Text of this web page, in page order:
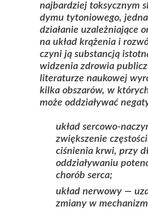
najbardziej toksycznym
dymu tytoniowego,
działanie uzależniające
na układ krążenia i
czyni ją substancją
widzenia zdrowia
literaturze naukowej
kilka obszarów, w
może oddziaływać
układ sercowo-
zwiększenie
ciśnienia krwi, przy
oddziaływaniu
chorób serca;
układ nerwowy —
zmiany w